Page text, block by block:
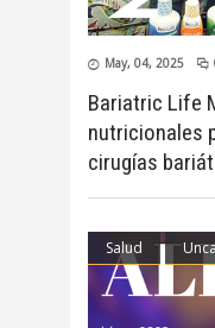
May, 04, 2025
Bariatric Life
nutricionales
cirugías
Salud